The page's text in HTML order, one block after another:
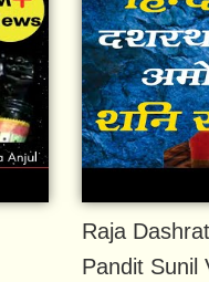
Raja
Pandit Sunil